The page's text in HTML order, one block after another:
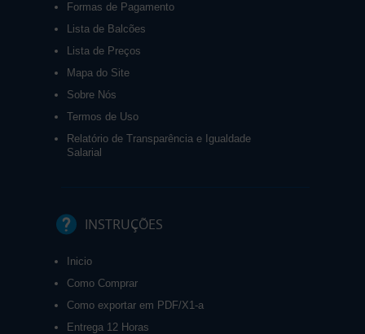
Formas de Pagamento
Lista de Balcões
Lista de Preços
Mapa do Site
Sobre Nós
Termos de Uso
Relatório de Transparência e Igualdade
Salarial
INSTRUÇÕES
Inicio
Como Comprar
Como exportar em PDF/X1-a
Entrega 12 Horas